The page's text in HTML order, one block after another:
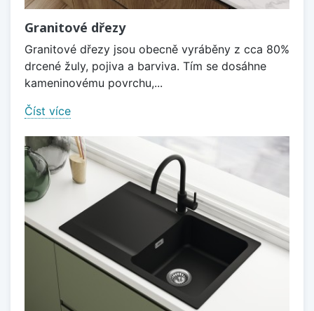
Granitové dřezy
Granitové dřezy jsou obecně vyráběny z cca 80%
drcené žuly, pojiva a barviva. Tím se dosáhne
kameninovému povrchu,...
Číst více